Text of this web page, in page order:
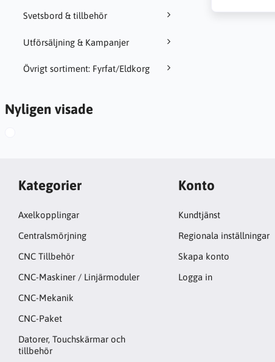
Svetsbord & tillbehör
Utförsäljning & Kampanjer
Övrigt sortiment: Fyrfat/Eldkorg
Nyligen visade
Kategorier
Axelkopplingar
Centralsmörjning
CNC Tillbehör
CNC-Maskiner / Linjärmoduler
CNC-Mekanik
CNC-Paket
Datorer, Touchskärmar och
tillbehör
Konto
Kundtjänst
Regionala inställningar
Skapa konto
Logga in